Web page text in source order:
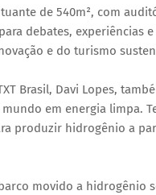
de 540m², com
debates, experiências
e do turismo
Brasil, Davi Lopes,
em energia limpa.
produzir hidrogênio a
movido a hidrogênio